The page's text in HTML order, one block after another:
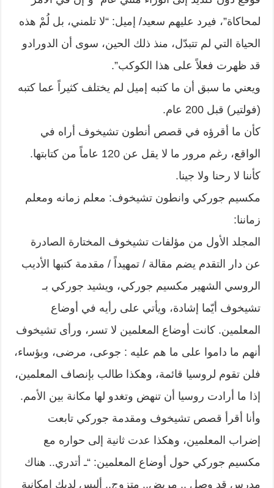
لمحاكاة”، فيرد عليهم سعيد/ إميل: “لا تلمني، بل لُمْ هذه
الحياة التي لم تتبدّل، منذ ذلك الحين، سوى أن الدورادو
قد ظهرت فعلاً على هذا الكوكب”.
ويعني ما سبق أن ما كتبه إميل لم يختلف كثيراً عما كتبه
(فولتير) قبل 200 عام.
كأن ما أقرؤه في قصص أنطون تشيخوف أراه في
الواقع، رغم مرور ما لا يقل عن 120 عاماً من كتابتها.
كأننا لا رحنا ولا جينا.
مكسيم جوركي وانطون تشيخوف: معلم زمانه ومعلم
زماننا:
المجلد الأول من مؤلفات تشيخوف المختارة الصادرة
عن دار التقدم يضم مقالة / تمهيداً / مقدمة كتبها الأديب
الروسي الشهير مكسيم جوركي، ويشيد جوركي بـ
تشيخوف أيّما إشادة، ويأتي على رأيه في أوضاع
المعلمين. كانت أوضاع المعلمين لا تسر، ورأى تشيخوف
أنهم ما داموا على ما هم عليه : جوعى، مرضى، وبؤساء،
فلن تقوم لروسيا قائمة، وهكذا طالب بإنصاف المعلمين،
إذا ما أرادت روسيا أن تنهض وتغدو لها مكانة بين الأمم.
وأنا أقرأ قصص تشيخوف ومقدمة جوركي تابعت
إضراب المعلمين، وهكذا عدت ثانية إلى حواره مع
مكسيم جوركي حول أوضاع المعلمين: “ـ أتدري.. هناك
مدرس قد وصل .. مريض.. متزوج.. أليس لديك إمكانية